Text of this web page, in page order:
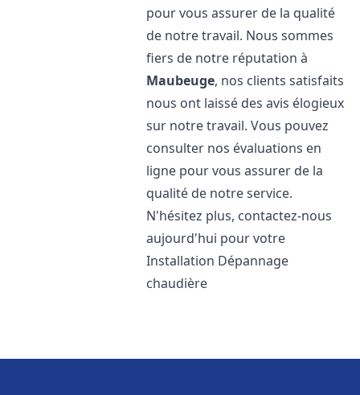
pour vous assurer de la qualité
de notre travail. Nous sommes
fiers de notre réputation à
Maubeuge, nos clients satisfaits
nous ont laissé des avis élogieux
sur notre travail. Vous pouvez
consulter nos évaluations en
ligne pour vous assurer de la
qualité de notre service.
N'hésitez plus, contactez-nous
aujourd'hui pour votre
Installation Dépannage
chaudière